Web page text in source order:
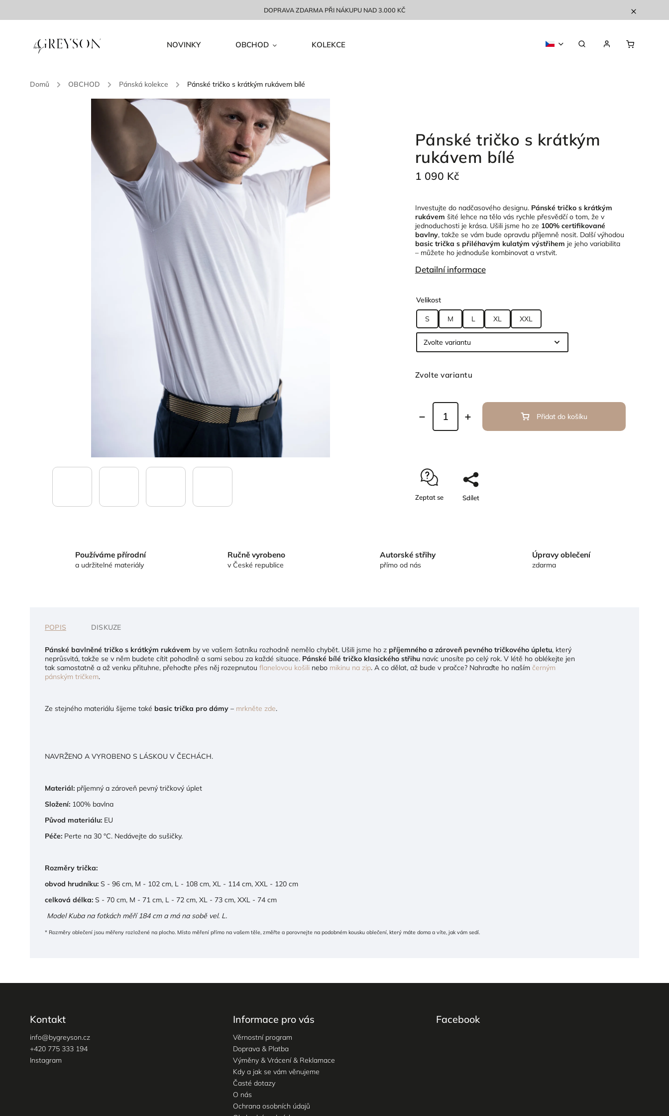
DOPRAVA ZDARMA PŘI NÁKUPU NAD 3.000 KČ
NOVINKY OBCHOD KOLEKCE
Domů / OBCHOD / Pánská kolekce / Pánské tričko s krátkým rukávem bílé
Pánské tričko s krátkým
rukávem bílé
1 090 Kč
Investujte do nadčasového designu. Pánské tričko s krátkým
rukávem šité lehce na tělo vás rychle přesvědčí o tom, že v
jednoduchosti je krása. Ušili jsme ho ze 100% certifikované
bavlny, takže se vám bude opravdu příjemně nosit. Další výhodou
basic trička s přiléhavým kulatým výstřihem je jeho variabilita
– můžete ho jednoduše kombinovat a vrstvit.
Detailní informace
Velikost
S M L XL XXL
Zvolte variantu
Přidat do košíku
Zeptat se Sdílet
Používáme přírodní
a udržitelné materiály
Ručně vyrobeno
v České republice
Autorské střihy
přímo od nás
Úpravy oblečení
zdarma
POPIS DISKUZE
Pánské bavlněné tričko s krátkým rukávem by ve vašem šatníku rozhodně nemělo chybět. Ušili jsme ho z příjemného a zároveň pevného tričkového úpletu, který
neprůsvitá, takže se v něm budete cítit pohodlně a sami sebou za každé situace. Pánské bílé tričko klasického střihu navíc unosíte po celý rok. V létě ho oblékejte jen
tak samostatně a až venku přituhne, přehoďte přes něj rozepnutou flanelovou košili nebo mikinu na zip. A co dělat, až bude v pračce? Nahraďte ho naším černým
pánským tričkem.
Ze stejného materiálu šijeme také basic trička pro dámy – mrkněte zde.
NAVRŽENO A VYROBENO S LÁSKOU V ČECHÁCH.
Materiál: příjemný a zároveň pevný tričkový úplet
Složení: 100% bavlna
Původ materiálu: EU
Péče: Perte na 30 °C. Nedávejte do sušičky.
Rozměry trička:
obvod hrudníku: S - 96 cm, M - 102 cm, L - 108 cm, XL - 114 cm, XXL - 120 cm
celková délka: S - 70 cm, M - 71 cm, L - 72 cm, XL - 73 cm, XXL - 74 cm
Model Kuba na fotkách měří 184 cm a má na sobě vel. L.
* Rozměry oblečení jsou měřeny rozložené na plocho. Místo měření přímo na vašem těle, změřte a porovnejte na podobném kousku oblečení, který máte doma a víte, jak vám sedí.
Kontakt
info@bygreyson.cz
+420 775 333 194
Instagram
Informace pro vás
Věrnostní program
Doprava & Platba
Výměny & Vrácení & Reklamace
Kdy a jak se vám věnujeme
Časté dotazy
O nás
Ochrana osobních údajů
Facebook